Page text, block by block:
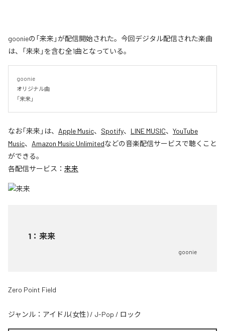
goonieの「来来」が配信開始された。今回デジタル配信された楽曲
は、「来来」を含む全1曲となっている。
goonie
オリジナル曲
「来来」
なお「来来 」は、 Apple Music、 Spotify、 LINE MUSIC、 YouTube
Music、 Amazon Music Unlimitedなどの音楽配信サービスで聴くこと
ができる。
各配信サービス： 来来
1 ： 来来
goonie
Zero Point Field
ジャンル： アイドル(女性) / J-Pop / ロック